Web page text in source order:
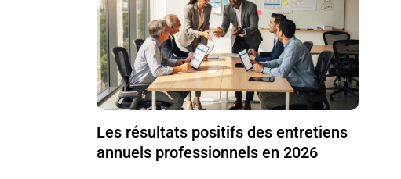
Les résultats positifs des entretiens
annuels professionnels en 2026